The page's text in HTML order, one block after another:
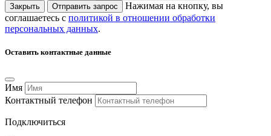
Закрыть Отправить запрос
Нажимая на кнопку, вы
соглашаетесь с политикой в отношении обработки
персональных данных.
Оставить контактные данные
Имя
Контактный телефон
Подключиться